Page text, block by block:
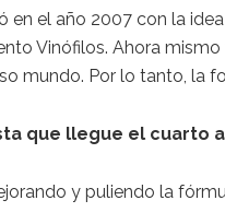
en el año 2007 con la
Vinófilos. Ahora
mundo. Por lo tanto, la
que llegue el cuarto
y puliendo la